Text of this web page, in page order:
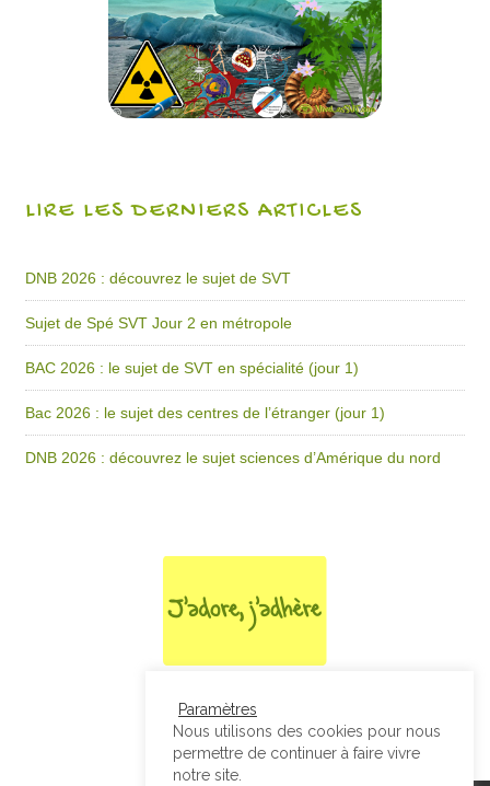
LIRE LES DERNIERS ARTICLES
DNB 2026 : découvrez le sujet de SVT
Sujet de Spé SVT Jour 2 en métropole
BAC 2026 : le sujet de SVT en spécialité (jour 1)
Bac 2026 : le sujet des centres de l’étranger (jour 1)
DNB 2026 : découvrez le sujet sciences d’Amérique du nord
Paramètres
Nous utilisons des cookies pour nous
permettre de continuer à faire vivre
notre site.